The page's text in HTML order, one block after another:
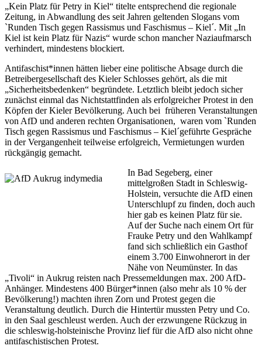
„Kein Platz für Petry in Kiel“ titelte entsprechend die regionale
Zeitung, in Abwandlung des seit Jahren geltenden Slogans vom
`Runden Tisch gegen Rassismus und Faschismus – Kiel´. Mit „In
Kiel ist kein Platz für Nazis“ wurde schon mancher Naziaufmarsch
verhindert, mindestens blockiert.
Antifaschist*innen hätten lieber eine politische Absage durch die
Betreibergesellschaft des Kieler Schlosses gehört, als die mit
„Sicherheitsbedenken“ begründete. Letztlich bleibt jedoch sicher
zunächst einmal das Nichtstattfinden als erfolgreicher Protest in den
Köpfen der Kieler Bevölkerung. Auch bei früheren Veranstaltungen
von AfD und anderen rechten Organisationen, waren vom `Runden
Tisch gegen Rassismus und Faschismus – Kiel´geführte Gespräche
in der Vergangenheit teilweise erfolgreich, Vermietungen wurden
rückgängig gemacht.
In Bad Segeberg, einer
mittelgroßen Stadt in Schleswig-
Holstein, versuchte die AfD einen
Unterschlupf zu finden, doch auch
hier gab es keinen Platz für sie.
Auf der Suche nach einem Ort für
Frauke Petry und den Wahlkampf
fand sich schließlich ein Gasthof
einem 3.700 Einwohnerort in der
Nähe von Neumünster. In das
„Tivoli“ in Aukrug reisten nach Pressemeldungen max. 200 AfD-
Anhänger. Mindestens 400 Bürger*innen (also mehr als 10 % der
Bevölkerung!) machten ihren Zorn und Protest gegen die
Veranstaltung deutlich. Durch die Hintertür mussten Petry und Co.
in den Saal geschleust werden. Auch der erzwungene Rückzug in
die schleswig-holsteinische Provinz lief für die AfD also nicht ohne
antifaschistischen Protest.